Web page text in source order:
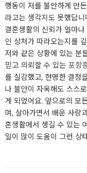
행동이 저를 불안하게 만
라고는 생각지도 못했답니
결혼생활의 신뢰가 얼마
인 상처가 따라오는지를
저와 같은 상황에 있는 분
믿고 의뢰할 수 있는 포항
를 실감했고, 현명한 결정
나 불안이 자욱해도 스스
게 되었어요. 앞으로의 모
며, 살아가면서 배운 사랑
혼생활에서 생길 수 있는
일이 많이 도움이 그런 상